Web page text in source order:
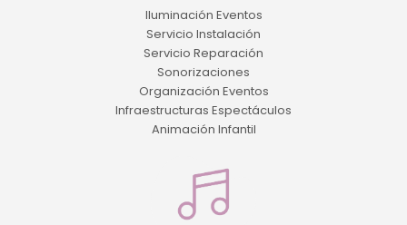
Iluminación Eventos
Servicio Instalación
Servicio Reparación
Sonorizaciones
Organización Eventos
Infraestructuras Espectáculos
Animación Infantil